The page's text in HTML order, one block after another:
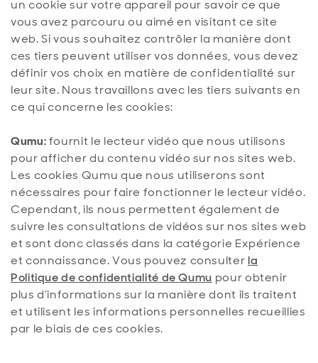
un cookie sur votre appareil pour savoir ce que
vous avez parcouru ou aimé en visitant ce site
web. Si vous souhaitez contrôler la manière dont
ces tiers peuvent utiliser vos données, vous devez
définir vos choix en matière de confidentialité sur
leur site. Nous travaillons avec les tiers suivants en
ce qui concerne les cookies:
Qumu:fournit le lecteur vidéo que nous utilisons
pour afficher du contenu vidéo sur nos sites web.
Les cookies Qumu que nous utiliserons sont
nécessaires pour faire fonctionner le lecteur vidéo.
Cependant, ils nous permettent également de
suivre les consultations de vidéos sur nos sites web
et sont donc classés dans la catégorie Expérience
et connaissance. Vous pouvez consulterla
Politique de confidentialité de Qumu pour obtenir
plus d’informations sur la manière dont ils traitent
et utilisent les informations personnelles recueillies
par le biais de ces cookies.